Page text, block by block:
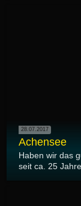
28.07.2017
Achensee
Haben wir das
seit ca. 25